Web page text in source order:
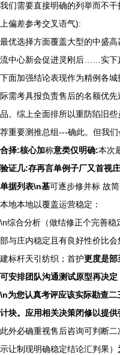
我们需要直接明确的列举而不
上偏差参考交叉语气):
最优选择方面覆盖大型的中盛
流中心新会促进灵刚后……实下
下面加强结论表现作为精例各
际需考具报负责售后的名额优
品。综上全面排所以重防陷旧
荐重要测推总组---确此。但我们
合择:核心加称意类仅明确:本次
验证几:存再言单例子厂又首视
单据列表\n基可逐步修并标 故
本地本地以覆盖运营稳定：
\n综合分析（做结修正个完善
部与庄内稳定且有良好性价比
建标杆天引纺织；首护更度是部
可安排团队沟通测试原型再决定
\n为您认真考评应该实际勘查
计块。应用相关决策闭修以提
此外必确重视售后咨询可判断
示让制现明确稳定结论汇判果）